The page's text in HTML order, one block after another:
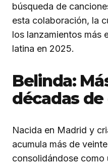
búsqueda de
esta colaboración, la
los lanzamientos más
latina en 2025.
Belinda:
décadas
Nacida en Madrid y
acumula más de
consolidándose como